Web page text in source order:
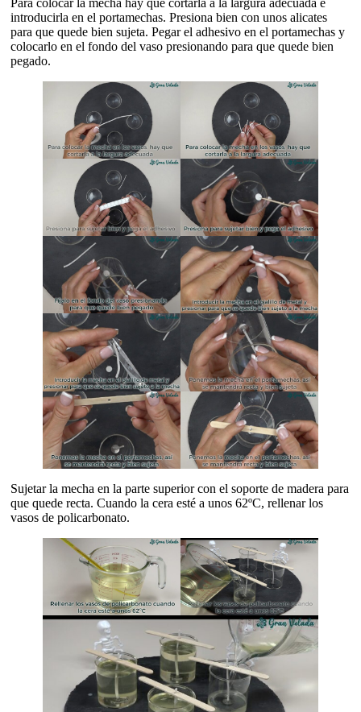
Para colocar la mecha hay que cortarla a la largura adecuada e
introducirla en el portamechas. Presiona bien con unos alicates
para que quede bien sujeta. Pegar el adhesivo en el portamechas y
colocarlo en el fondo del vaso presionando para que quede bien
pegado.
Sujetar la mecha en la parte superior con el soporte de madera para
que quede recta. Cuando la cera esté a unos 62ºC, rellenar los
vasos de policarbonato.